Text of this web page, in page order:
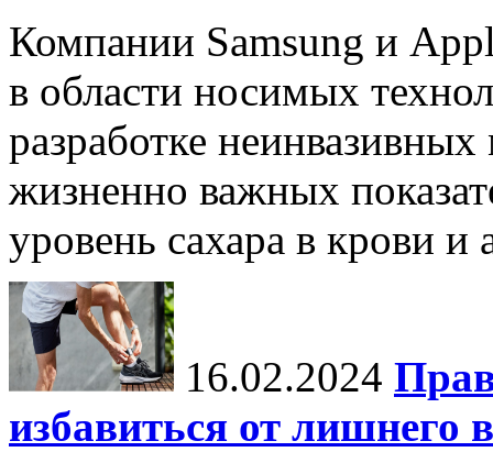
Компании Samsung и
в области носимых
разработке
жизненно важных
уровень сахара в крови и
16.02.2024
избавиться от лишнего